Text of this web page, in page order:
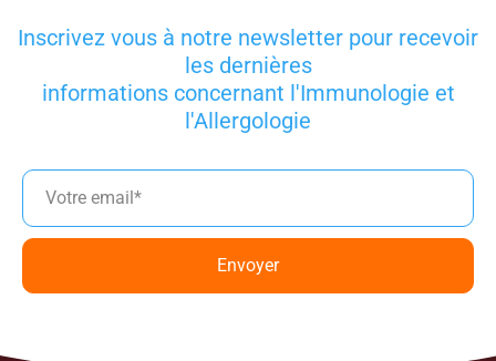
Inscrivez vous à notre newsletter pour recevoir
les dernières
informations concernant l'Immunologie et
l'Allergologie
Envoyer